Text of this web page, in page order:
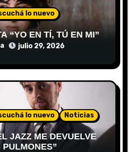
lo nuevo
“YO EN TÍ, TÚ EN MI”
julio 29, 2026
lo nuevo Noticias
JAZZ ME DEVUELVE